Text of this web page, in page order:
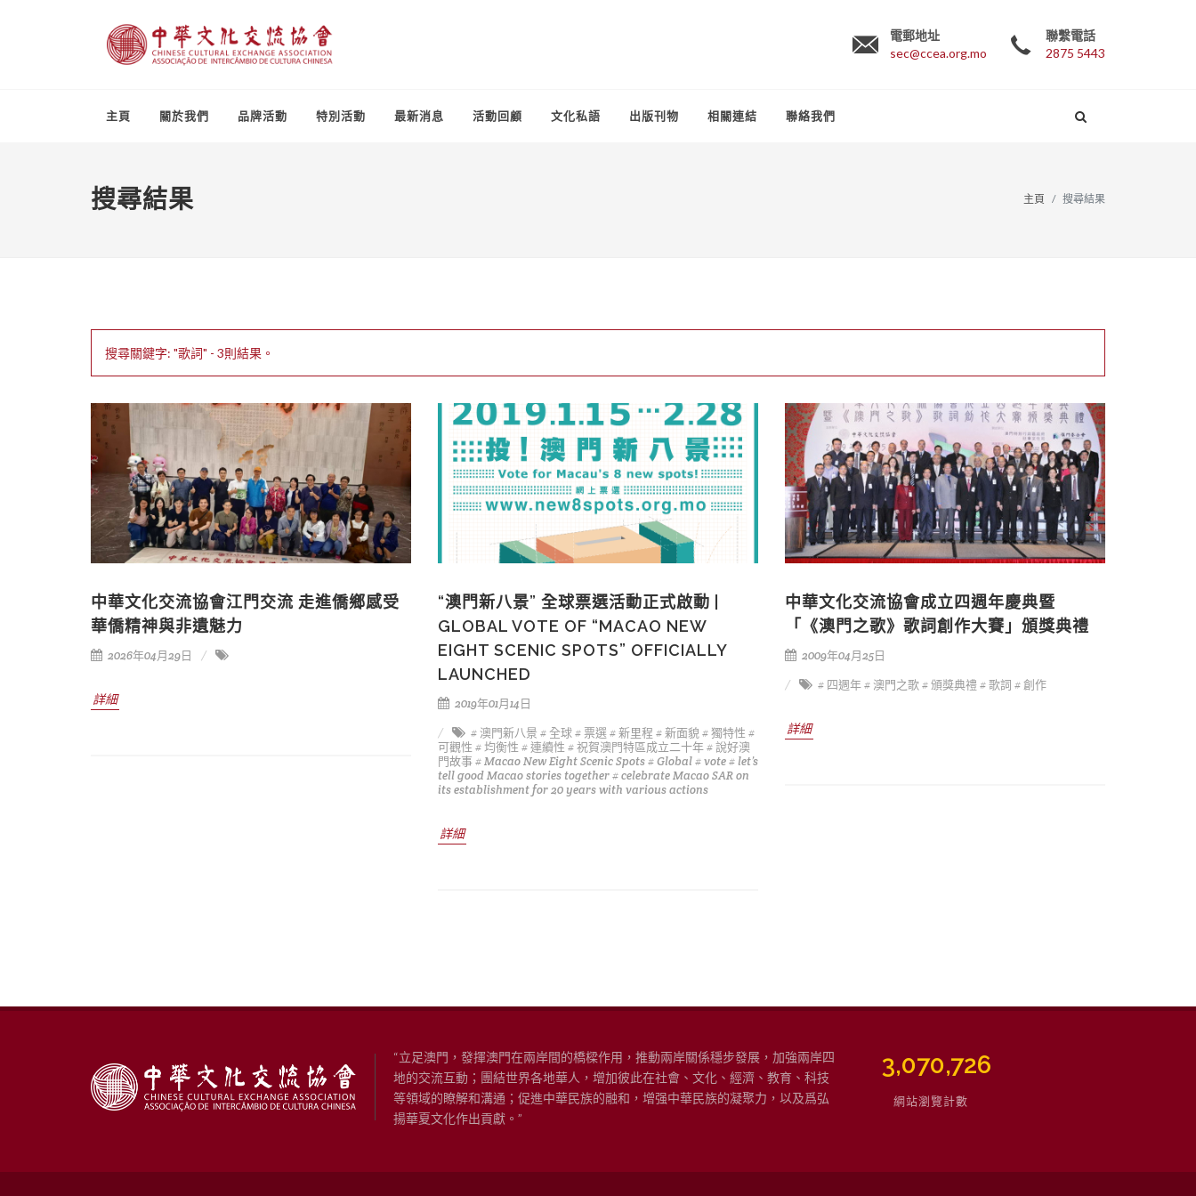
電郵地址
sec@ccea.org.mo
聯繫電話
2875 5443
主頁 關於我們 品牌活動 特別活動 最新消息 活動回顧 文化私語 出版刊物 相關連結 聯絡我們
搜尋結果 主頁 搜尋結果
搜尋關鍵字: "歌詞" - 3則結果。
中華文化交流協會江門交流 走進僑鄉感受
華僑精神與非遺魅力
2026年04月29日
詳細
“澳門新八景” 全球票選活動正式啟動 |
GLOBAL VOTE OF “MACAO NEW
EIGHT SCENIC SPOTS” OFFICIALLY
LAUNCHED
2019年01月14日
# 澳門新八景 # 全球# 票選# 新里程 # 新面貌# 獨特性 #
可觀性 # 均衡性 # 連續性 # 祝賀澳門特區成立二十年# 說好澳
門故事# Macao New Eight Scenic Spots# Global# vote# let’s
tell good Macao stories together# celebrate Macao SAR on
its establishment for 20 years with various actions
詳細
中華文化交流協會成立四週年慶典暨
「《澳門之歌》歌詞創作大賽」頒獎典禮
2009年04月25日
# 四週年# 澳門之歌# 頒獎典禮# 歌詞 # 創作
詳細
“立足澳門，發揮澳門在兩岸間的橋樑作用，推動兩岸關係穩步發展，加強兩岸四
地的交流互動；團結世界各地華人，增加彼此在社會、文化、經濟、教育、科技
等領域的瞭解和溝通；促進中華民族的融和，增强中華民族的凝聚力，以及爲弘
揚華夏文化作出貢獻。”
3,565,997
網站瀏覽計數